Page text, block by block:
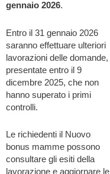
gennaio 2026.
Entro il 31 gennaio 2026
saranno effettuare ulteriori
lavorazioni delle domande,
presentate entro il 9
dicembre 2025, che non
hanno superato i primi
controlli.
Le richiedenti il Nuovo
bonus mamme possono
consultare gli esiti della
lavorazione e aggiornare le